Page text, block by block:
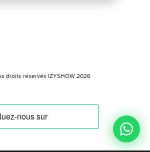
droits réservés IZYSHOW 2026